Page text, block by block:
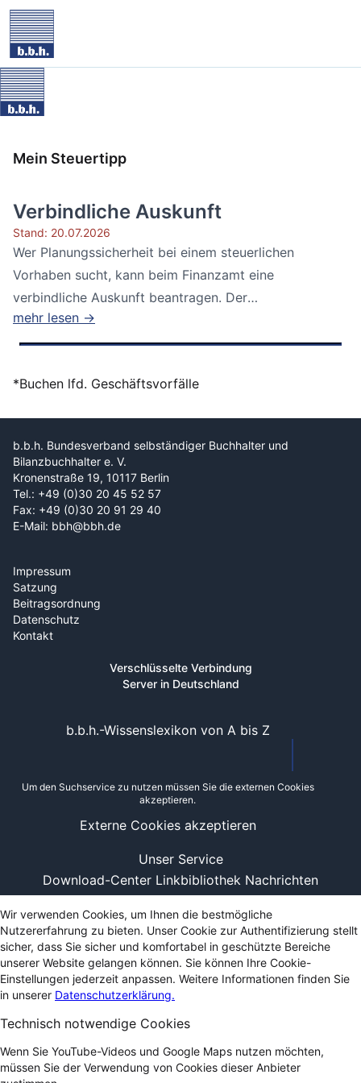
Mein Steuertipp
Verbindliche Auskunft
Stand: 20.07.2026
Wer Planungssicherheit bei einem steuerlichen
Vorhaben sucht, kann beim Finanzamt eine
verbindliche Auskunft beantragen. Der
Bundesfinanzhof...
mehr lesen →
*Buchen lfd. Geschäftsvorfälle
b.b.h. Bundesverband selbständiger Buchhalter und
Bilanzbuchhalter e. V.
Kronenstraße 19, 10117 Berlin
Tel.: +49 (0)30 20 45 52 57
Fax: +49 (0)30 20 91 29 40
E-Mail: bbh@bbh.de
Impressum
Satzung
Beitragsordnung
Datenschutz
Kontakt
Verschlüsselte Verbindung
Server in Deutschland
Unser Service
Download-Center Linkbibliothek Nachrichten
b.b.h.-Wissenslexikon von A bis Z
Um den Suchservice zu nutzen müssen Sie die externen Cookies
akzeptieren.
Externe Cookies akzeptieren
Wir verwenden Cookies, um Ihnen die bestmögliche
Nutzererfahrung zu bieten. Unser Cookie zur Authentifizierung stellt
sicher, dass Sie sicher und komfortabel in geschützte Bereiche
unserer Website gelangen können. Sie können Ihre Cookie-
Einstellungen jederzeit anpassen. Weitere Informationen finden Sie
in unserer Datenschutzerklärung.
Technisch notwendige Cookies
Wenn Sie YouTube-Videos und Google Maps nutzen möchten,
müssen Sie der Verwendung von Cookies dieser Anbieter